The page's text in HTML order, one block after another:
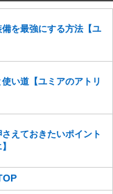
んのでご注意くだ
ぶ内容の書き込みがあ
ございますので、あら
を最強にする方法【ユ
い道【ユミアのアトリ
えておきたいポイント